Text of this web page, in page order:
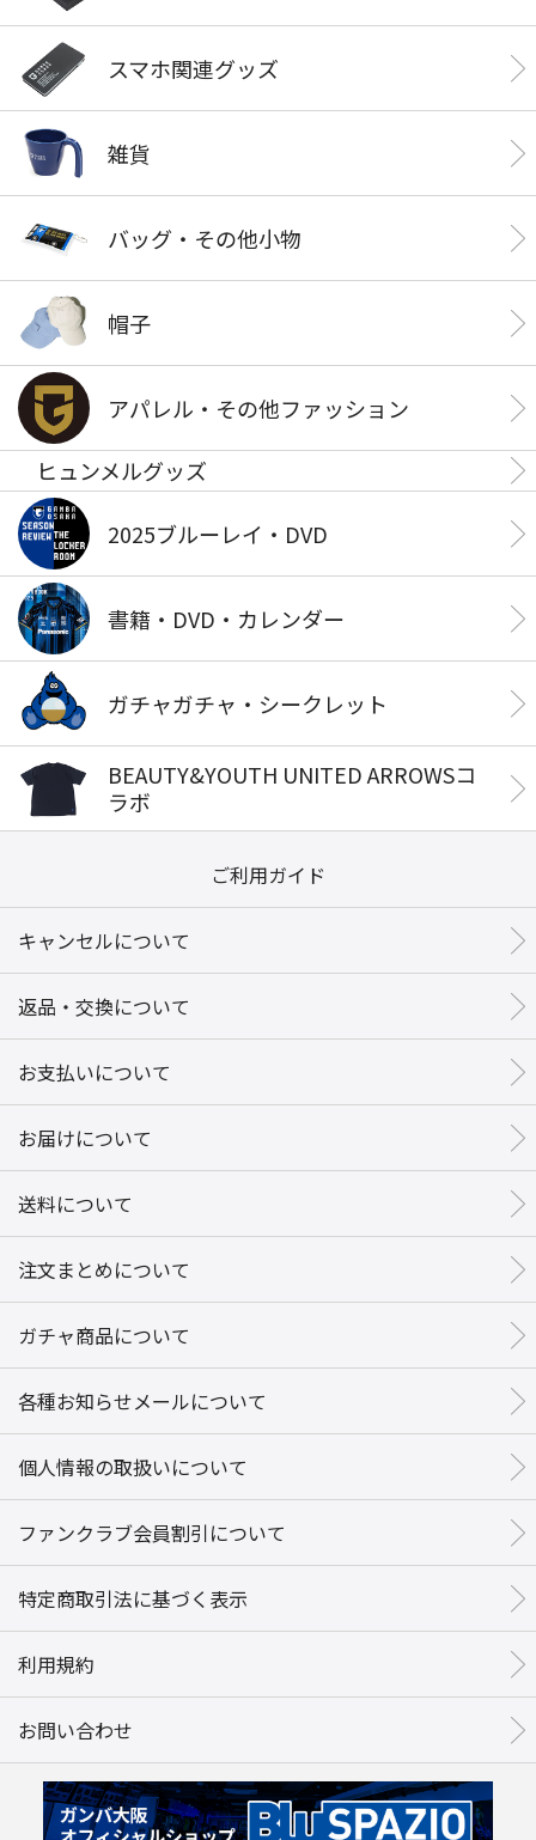
スマホ関連グッズ
雑貨
バッグ・その他小物
帽子
アパレル・その他ファッション
ヒュンメルグッズ
2025ブルーレイ・DVD
書籍・DVD・カレンダー
ガチャガチャ・シークレット
BEAUTY&YOUTH UNITED ARROWSコ
ラボ
ご利用ガイド
キャンセルについて
返品・交換について
お支払いについて
お届けについて
送料について
注文まとめについて
ガチャ商品について
各種お知らせメールについて
個人情報の取扱いについて
ファンクラブ会員割引について
特定商取引法に基づく表示
利用規約
お問い合わせ